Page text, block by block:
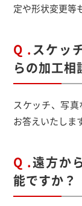
定や形状変更等
Q .スケッ
らの加工相
スケッチ、写
お答えいたしま
Q .遠方か
能ですか？